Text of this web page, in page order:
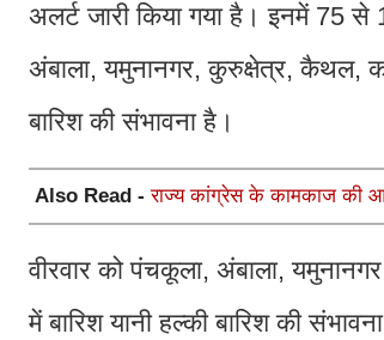
अलर्ट जारी किया गया है। इनमें 75
अंबाला, यमुनानगर, कुरुक्षेत्र, कैथल,
बारिश की संभावना है।
Also Read -राज्य कांग्रेस के कामकाज की
वीरवार को पंचकूला, अंबाला,
में बारिश यानी हल्की बारिश की